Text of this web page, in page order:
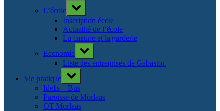
L’école
Toggle
sub-
menu
Inscription école
Actualité de l’école
La cantine et la garderie
Economie
Toggle
sub-
menu
Liste des entreprises de Gabaston
Vie pratique
Toggle
sub-
menu
Idelis – Bus
Paroisse de Morlaas
OT Morlaas